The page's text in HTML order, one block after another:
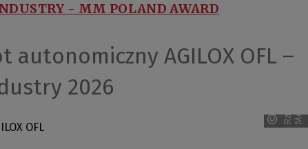
- MM POLAND AWARD
autonomiczny AGILOX OFL –
2026
R
a
v
e
n
M
e
d
ia